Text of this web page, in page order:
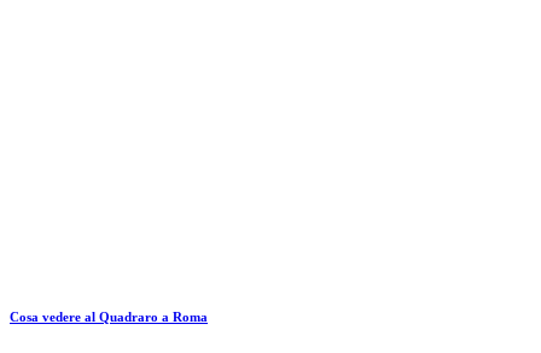
Cosa vedere al Quadraro a Roma